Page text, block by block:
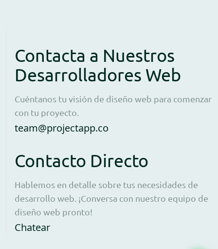
Contacta a Nuestros
Desarrolladores Web
Cuéntanos tu visión de diseño web para comenzar
con tu proyecto.
team@projectapp.co
Contacto Directo
Hablemos en detalle sobre tus necesidades de
desarrollo web. ¡Conversa con nuestro equipo de
diseño web pronto!
ChatearOpens WhatsApp in a new window